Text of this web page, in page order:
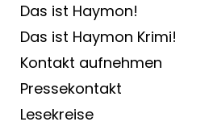
Das ist Haymon!
Das ist Haymon Krimi!
Kontakt aufnehmen
Pressekontakt
Lesekreise